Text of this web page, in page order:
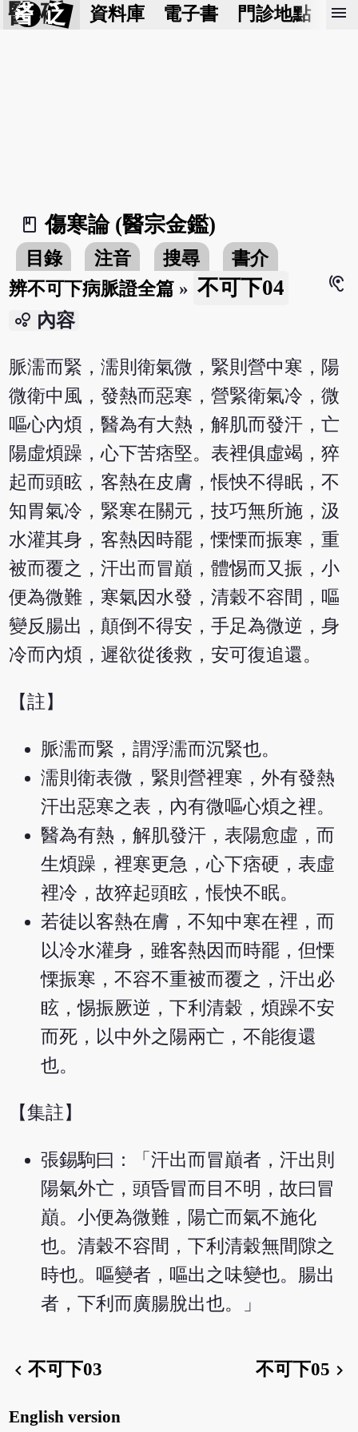
醫 砭 資料庫 電子書 門診地點 預
menu
book_2
傷寒論 (醫宗金鑑)
目錄 注音 搜尋
書介
辨不可下病脈證全篇 » 不可下04
hearing
bubble_chart 內容
脈濡而緊，濡則衛氣微，緊則營中寒，陽
微衛中風，發熱而惡寒，營緊衛氣冷，微
嘔心內煩，醫為有大熱，解肌而發汗，亡
陽虛煩躁，心下苦痞堅。表裡俱虛竭，猝
起而頭眩，客熱在皮膚，悵怏不得眠，不
知胃氣冷，緊寒在關元，技巧無所施，汲
水灌其身，客熱因時罷，慄慄而振寒，重
被而覆之，汗出而冒巔，體惕而又振，小
便為微難，寒氣因水發，清穀不容間，嘔
變反腸出，顛倒不得安，手足為微逆，身
冷而內煩，遲欲從後救，安可復追還。
【註】
脈濡而緊，謂浮濡而沉緊也。
濡則衛表微，緊則營裡寒，外有發熱
汗出惡寒之表，內有微嘔心煩之裡。
醫為有熱，解肌發汗，表陽愈虛，而
生煩躁，裡寒更急，心下痞硬，表虛
裡冷，故猝起頭眩，悵怏不眠。
若徒以客熱在膚，不知中寒在裡，而
以冷水灌身，雖客熱因而時罷，但慄
慄振寒，不容不重被而覆之，汗出必
眩，惕振厥逆，下利清穀，煩躁不安
而死，以中外之陽兩亡，不能復還
也。
【集註】
張錫駒曰：「汗出而冒巔者，汗出則
陽氣外亡，頭昏冒而目不明，故曰冒
巔。小便為微難，陽亡而氣不施化
也。清穀不容間，下利清穀無間隙之
時也。嘔變者，嘔出之味變也。腸出
者，下利而廣腸脫出也。」
chevron_left不可下03 不可下05 chevron_right
English version